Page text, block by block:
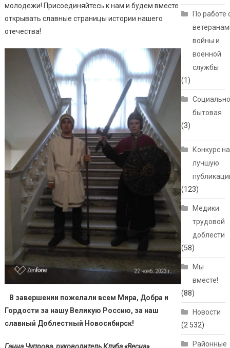
молодежи! Присоединяйтесь к нам и будем вместе
открывать славные страницы истории нашего
отечества!
В завершении пожелали всем Мира, Добра и
Гордости за нашу Великую Россию, за наш
славный Доблестный Новосибирск!
По работе
войны и
военной
службы
(1)
бытовая
(3)
Конкурс на
лучшую
(123)
Медики
трудовой
доблести
(58)
Мы
вместе!
(88)
Новости
(2 532)
Районные